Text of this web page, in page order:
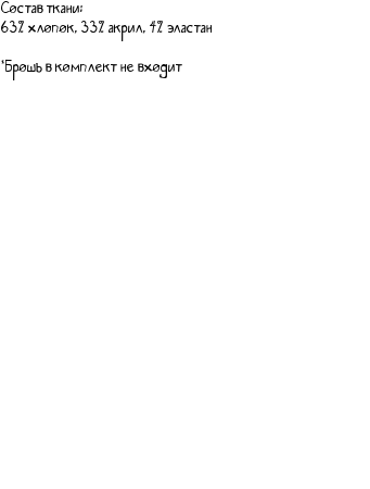
Состав ткани:
63% хлопок, 33% акрил, 4% эластан
*Брошь в комплект не входит